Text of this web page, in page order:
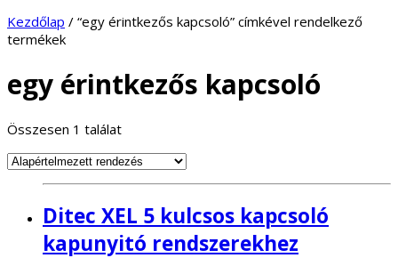
Kezdőlap / “egy érintkezős kapcsoló” címkével rendelkező
termékek
egy érintkezős kapcsoló
Összesen 1 találat
Ditec XEL 5 kulcsos kapcsoló
kapunyitó rendszerekhez